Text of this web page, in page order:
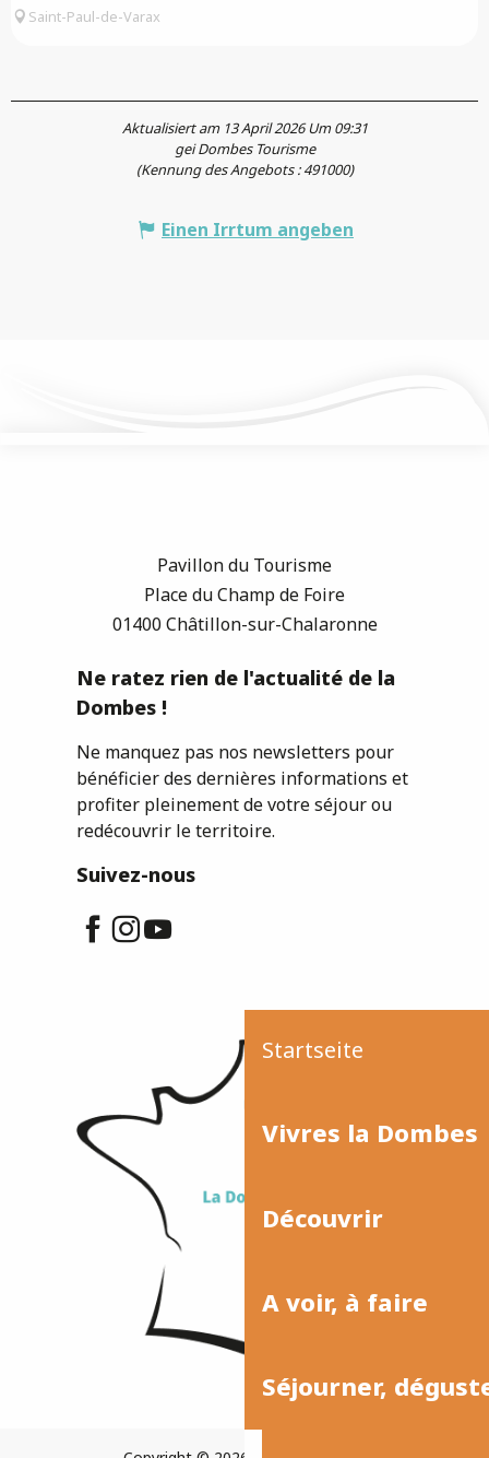
Startseite
Vivres la Dombes
Découvrir
A voir, à faire
Séjourner,
Saint-Paul-de-Varax
Aktualisiert am 13 April 2026 Um 09:31
gei Dombes Tourisme
(Kennung des Angebots :491000)
Einen Irrtum angeben
Pavillon du Tourisme
Place du Champ de Foire
01400 Châtillon-sur-Chalaronne
Ne ratez rien de l'actualité de la
Dombes !
Ne manquez pas nos newsletters pour
bénéficier des dernières informations et
profiter pleinement de votre séjour ou
redécouvrir le territoire.
Suivez-nous